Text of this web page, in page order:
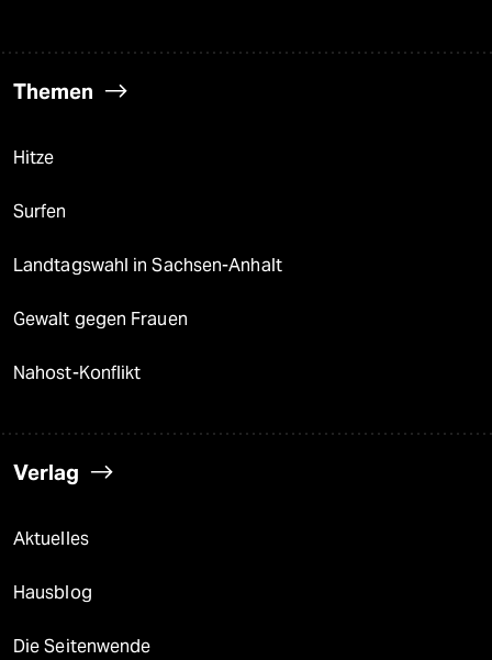
Themen
Hitze
Surfen
Landtagswahl in Sachsen-Anhalt
Gewalt gegen Frauen
Nahost-Konflikt
Verlag
Aktuelles
Hausblog
Die Seitenwende